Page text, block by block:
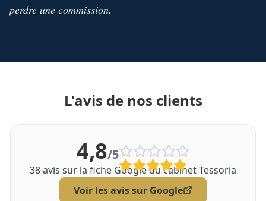
perdre une commission.
L'avis de nos clients
4,8/5
38avis sur la fiche Google du cabinet Tessoria
Voir les avis sur Google